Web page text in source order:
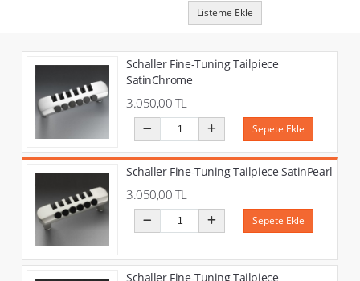
Listeme Ekle
Schaller Fine-Tuning Tailpiece
SatinChrome
3.050,00 TL
Sepete Ekle
Schaller Fine-Tuning Tailpiece SatinPearl
3.050,00 TL
Sepete Ekle
Schaller Fine-Tuning Tailpiece